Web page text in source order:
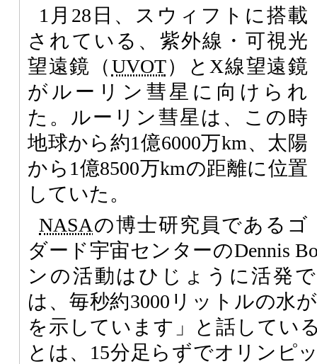
1月28日、スウィフトに搭載
されている、紫外線・可視光
望遠鏡（UVOT）とX線望遠鏡
がルーリン彗星に向けられ
た。ルーリン彗星は、この時
地球から約1億6000万km、太陽
から1億8500万kmの距離に位置
していた。
NASAの博士研究員であるゴ
ダード宇宙センターのDennis
ンの活動はひじょうに活発
は、毎秒約3000リットルの水
を示しています」と話してい
とは、15分足らずでオリンピ